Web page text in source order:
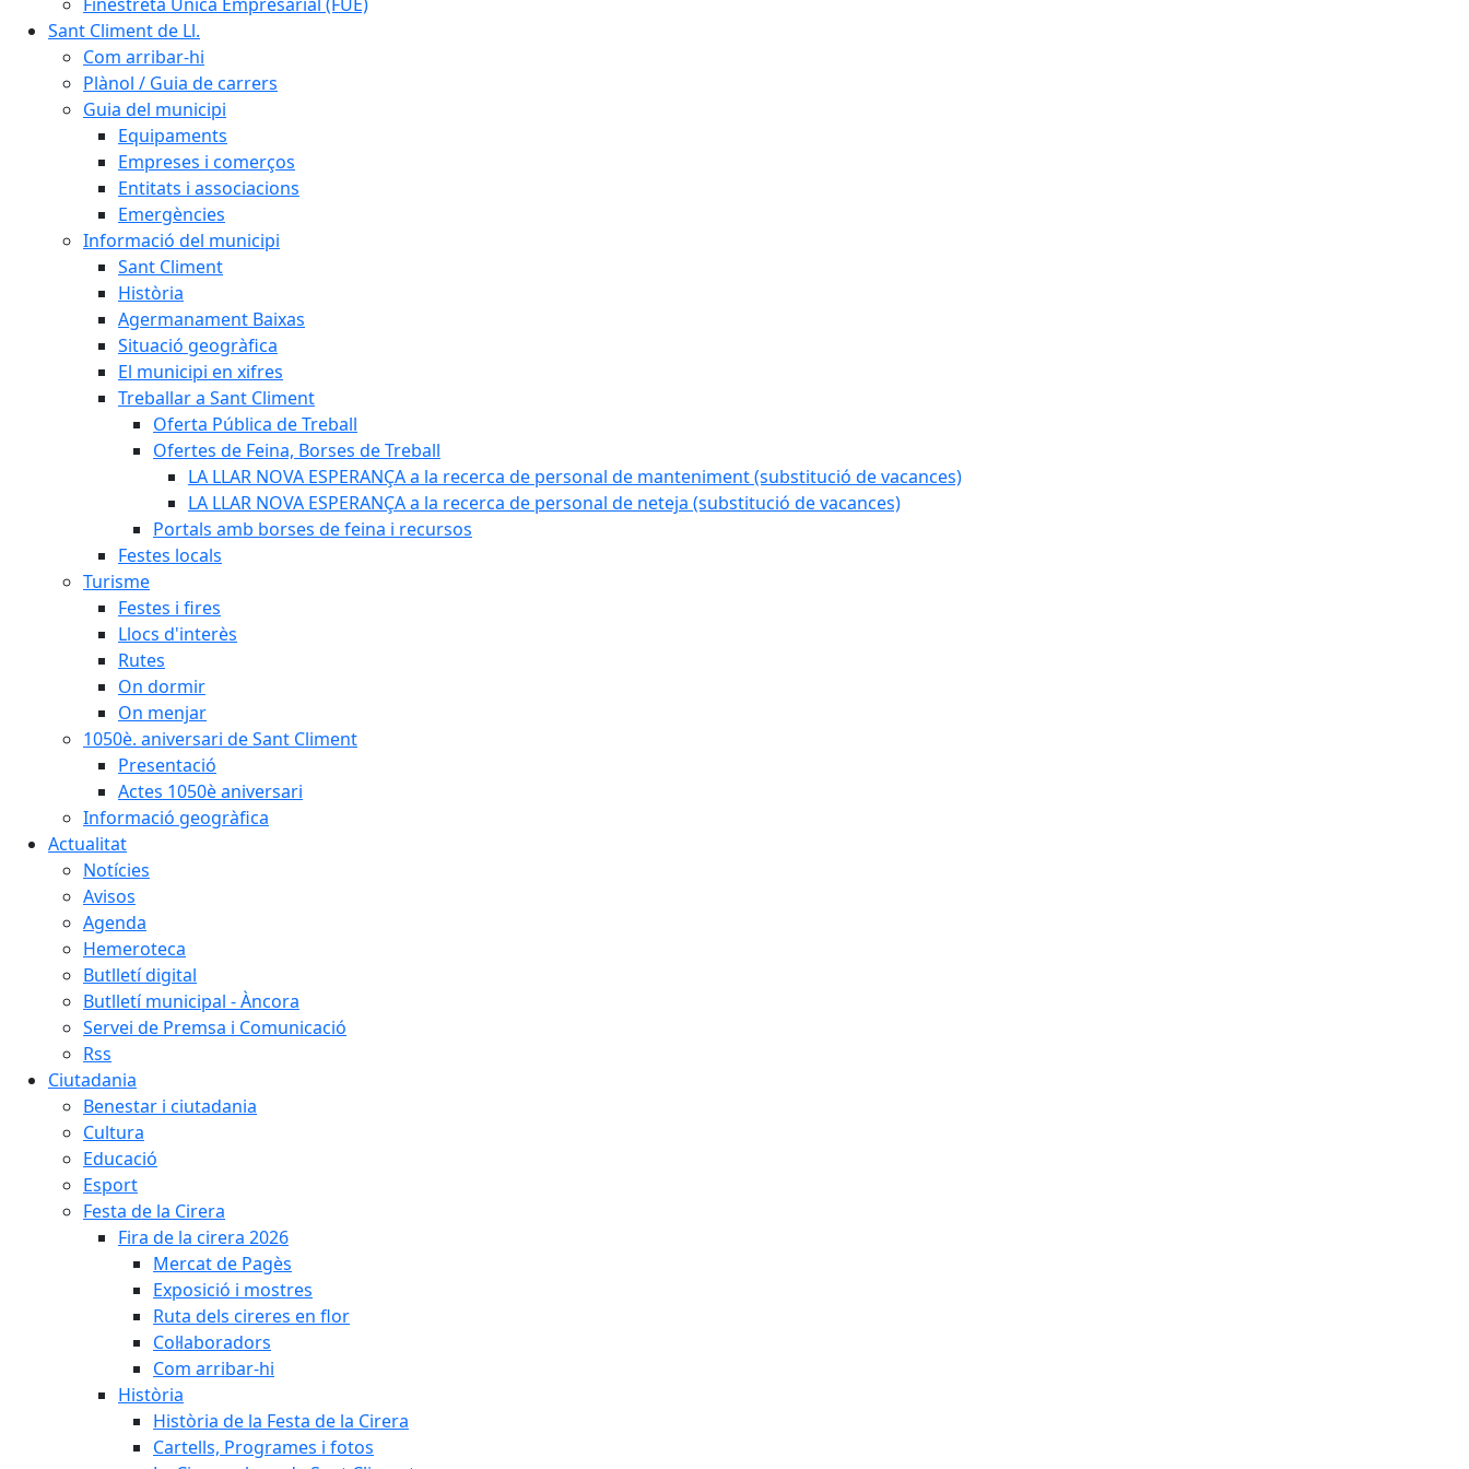
Sant Climent de Ll.
Com arribar-hi
Plànol / Guia de carrers
Guia del municipi
Equipaments
Empreses i comerços
Entitats i associacions
Emergències
Informació del municipi
Sant Climent
Història
Agermanament Baixas
Situació geogràfica
El municipi en xifres
Treballar a Sant Climent
Oferta Pública de Treball
Ofertes de Feina, Borses de Treball
LA LLAR NOVA ESPERANÇA a la recerca de personal de manteniment (substitució de vacances)
LA LLAR NOVA ESPERANÇA a la recerca de personal de neteja (substitució de vacances)
Portals amb borses de feina i recursos
Festes locals
Turisme
Festes i fires
Llocs d'interès
Rutes
On dormir
On menjar
1050è. aniversari de Sant Climent
Presentació
Actes 1050è aniversari
Informació geogràfica
Actualitat
Notícies
Avisos
Agenda
Hemeroteca
Butlletí digital
Butlletí municipal - Àncora
Servei de Premsa i Comunicació
Rss
Ciutadania
Benestar i ciutadania
Cultura
Educació
Esport
Festa de la Cirera
Fira de la cirera 2026
Mercat de Pagès
Exposició i mostres
Ruta dels cireres en flor
Col·laboradors
Com arribar-hi
Història
Història de la Festa de la Cirera
Cartells, Programes i fotos